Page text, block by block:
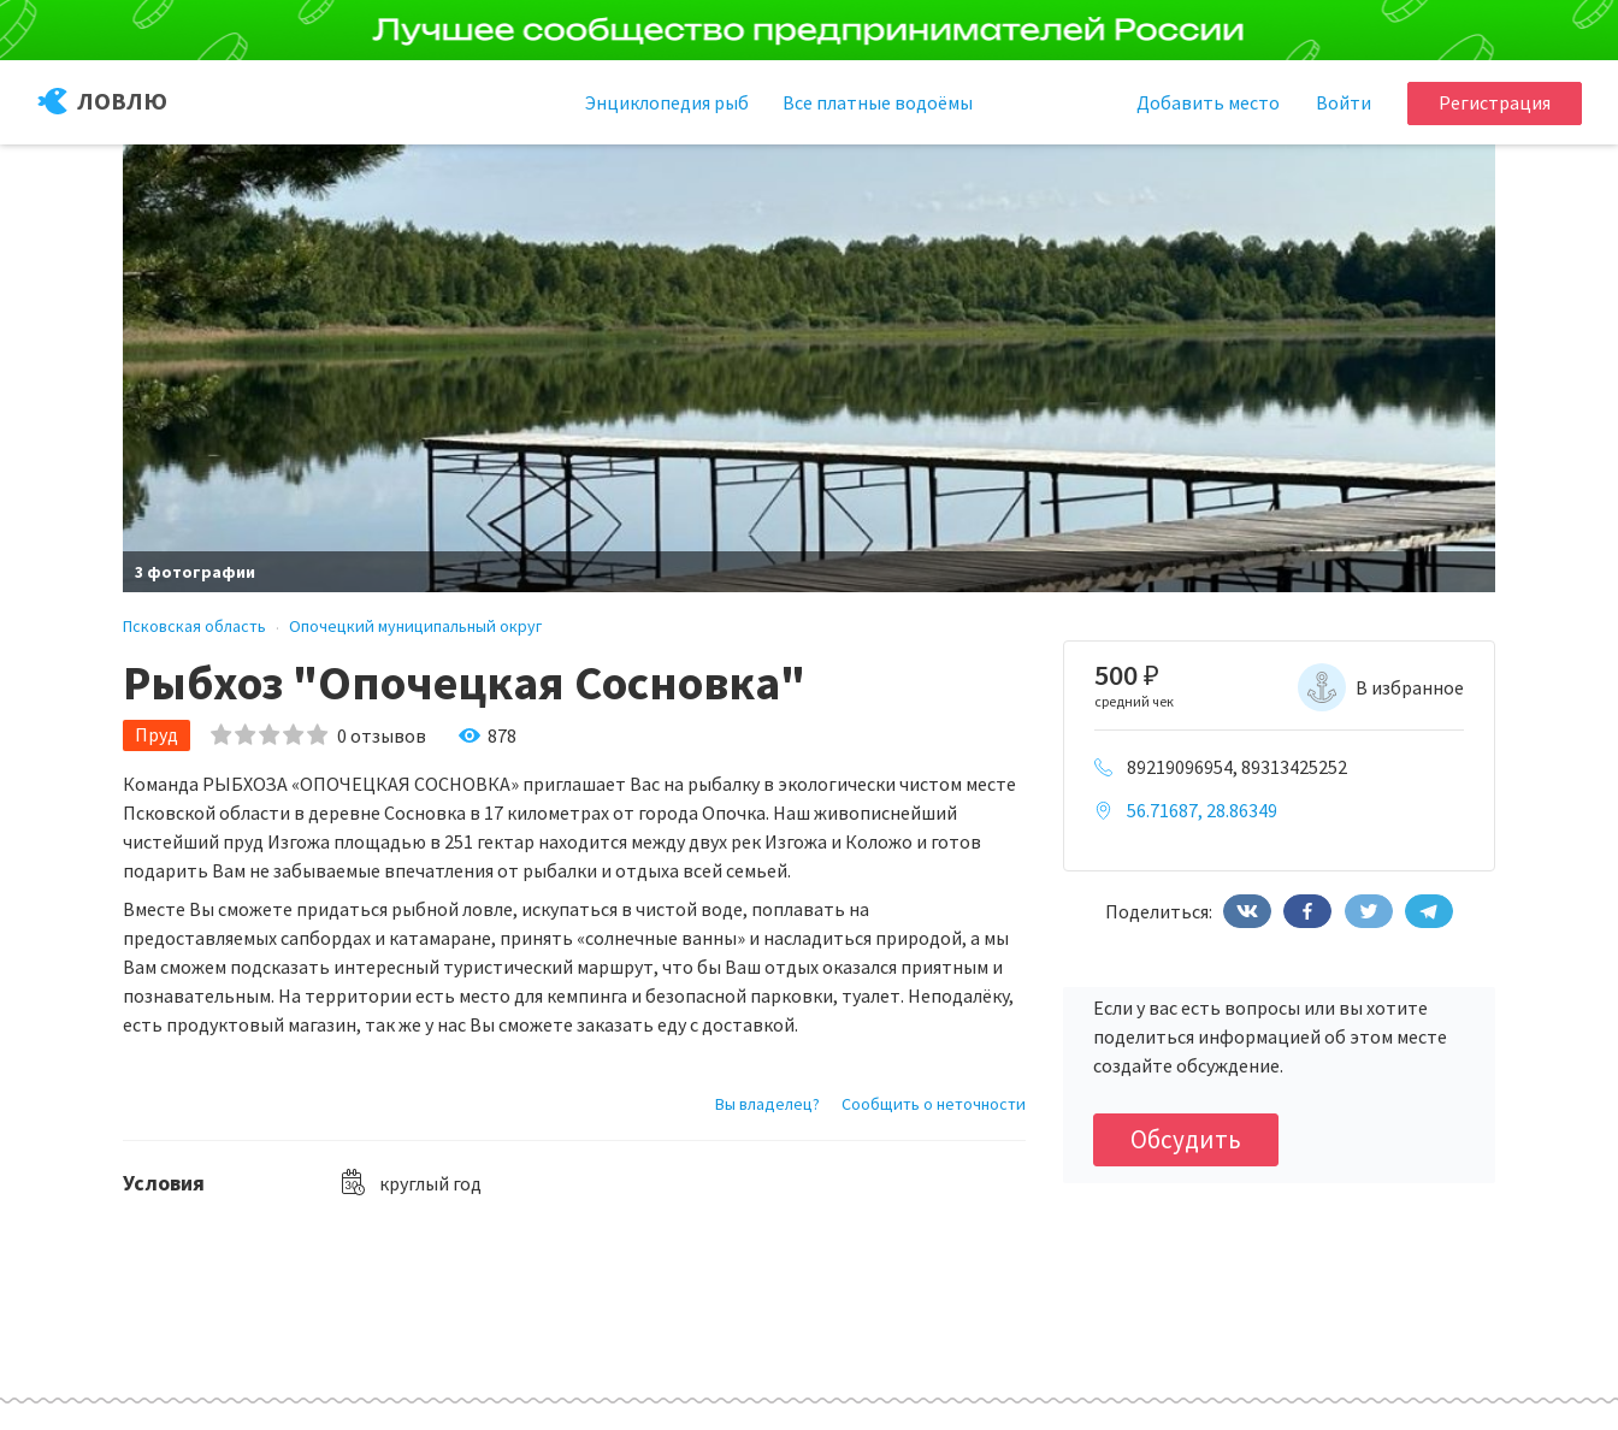
ЛОВЛЮ Регистрация
Войти
Добавить место
Энциклопедия рыб Все платные водоёмы
3 фотографии
Псковская область Опочецкий муниципальный округ
Рыбхоз "Опочецкая Сосновка"
Пруд 0 отзывов
878
Команда РЫБХОЗА «ОПОЧЕЦКАЯ СОСНОВКА» приглашает Вас на рыбалку в экологически чистом месте
Псковской области в деревне Сосновка в 17 километрах от города Опочка. Наш живописнейший
чистейший пруд Изгожа площадью в 251 гектар находится между двух рек Изгожа и Коложо и готов
подарить Вам не забываемые впечатления от рыбалки и отдыха всей семьей.
Вместе Вы сможете придаться рыбной ловле, искупаться в чистой воде, поплавать на
предоставляемых сапбордах и катамаране, принять «солнечные ванны» и насладиться природой, а мы
Вам сможем подсказать интересный туристический маршрут, что бы Ваш отдых оказался приятным и
познавательным. На территории есть место для кемпинга и безопасной парковки, туалет. Неподалёку,
есть продуктовый магазин, так же у нас Вы сможете заказать еду с доставкой.
Вы владелец? Сообщить о неточности
Условия круглый год
500₽
средний чек
В избранное
89219096954, 89313425252
56.71687, 28.86349
Поделиться:
Если у вас есть вопросы или вы хотите
поделиться информацией об этом месте
создайте обсуждение.
Обсудить